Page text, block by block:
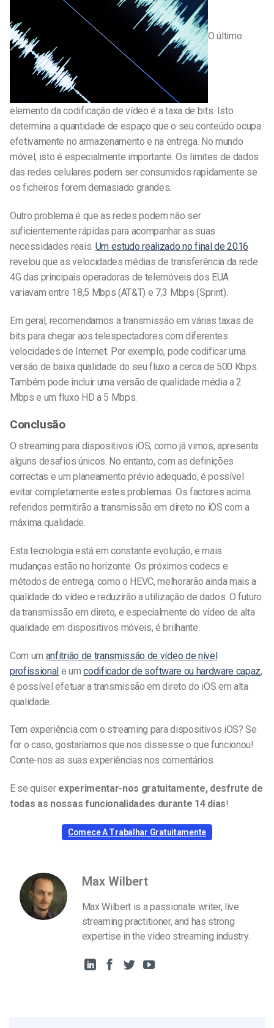
O último
elemento da codificação de vídeo é a taxa de bits. Isto
determina a quantidade de espaço que o seu conteúdo ocupa
efetivamente no armazenamento e na entrega. No mundo
móvel, isto é especialmente importante. Os limites de dados
das redes celulares podem ser consumidos rapidamente se
os ficheiros forem demasiado grandes.
Outro problema é que as redes podem não ser
suficientemente rápidas para acompanhar as suas
necessidades reais. Um estudo realizado no final de 2016
revelou que as velocidades médias de transferência da rede
4G das principais operadoras de telemóveis dos EUA
variavam entre 18,5 Mbps (AT&T) e 7,3 Mbps (Sprint).
Em geral, recomendamos a transmissão em várias taxas de
bits para chegar aos telespectadores com diferentes
velocidades de Internet. Por exemplo, pode codificar uma
versão de baixa qualidade do seu fluxo a cerca de 500 Kbps.
Também pode incluir uma versão de qualidade média a 2
Mbps e um fluxo HD a 5 Mbps.
Conclusão
O streaming para dispositivos iOS, como já vimos, apresenta
alguns desafios únicos. No entanto, com as definições
correctas e um planeamento prévio adequado, é possível
evitar completamente estes problemas. Os factores acima
referidos permitirão a transmissão em direto no iOS com a
máxima qualidade.
Esta tecnologia está em constante evolução, e mais
mudanças estão no horizonte. Os próximos codecs e
métodos de entrega, como o HEVC, melhorarão ainda mais a
qualidade do vídeo e reduzirão a utilização de dados. O futuro
da transmissão em direto, e especialmente do vídeo de alta
qualidade em dispositivos móveis, é brilhante.
Com um anfitrião de transmissão de vídeo de nível
profissional e umcodificador de software ou hardware capaz,
é possível efetuar a transmissão em direto do iOS em alta
qualidade.
Tem experiência com o streaming para dispositivos iOS? Se
for o caso, gostaríamos que nos dissesse o que funcionou!
Conte-nos as suas experiências nos comentários.
E se quiser experimentar-nos gratuitamente, desfrute de
todas as nossas funcionalidades durante 14 dias!
Comece A Trabalhar Gratuitamente
Max Wilbert
Max Wilbert is a passionate writer, live
streaming practitioner, and has strong
expertise in the video streaming industry.